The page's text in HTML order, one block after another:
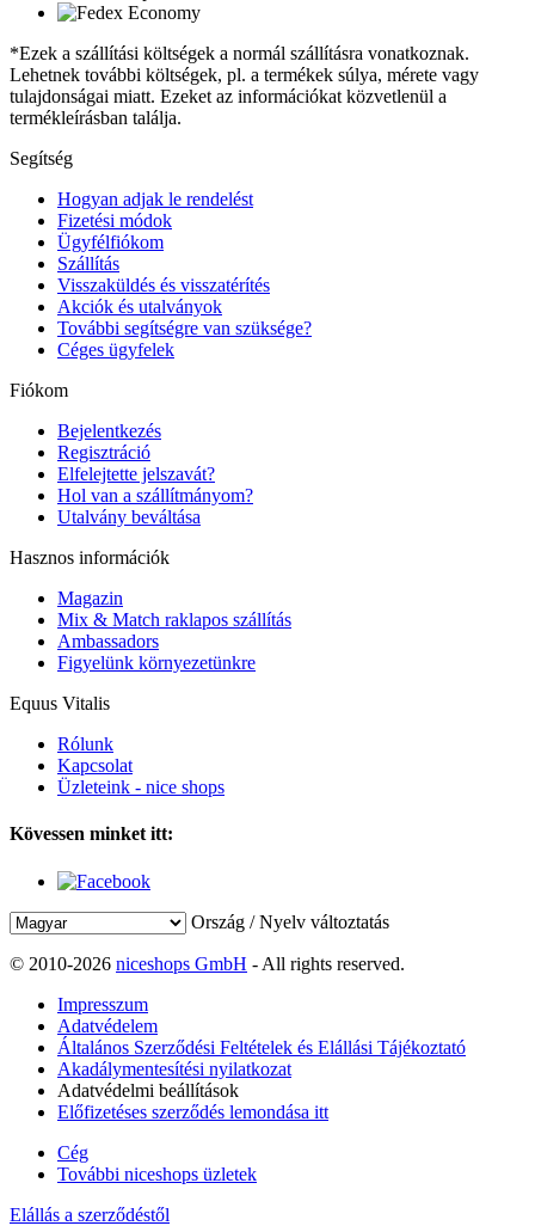
*Ezek a szállítási költségek a normál szállításra vonatkoznak.
Lehetnek további költségek, pl. a termékek súlya, mérete vagy
tulajdonságai miatt. Ezeket az információkat közvetlenül a
termékleírásban találja.
Segítség
Hogyan adjak le rendelést
Fizetési módok
Ügyfélfiókom
Szállítás
Visszaküldés és visszatérítés
Akciók és utalványok
További segítségre van szüksége?
Céges ügyfelek
Fiókom
Bejelentkezés
Regisztráció
Elfelejtette jelszavát?
Hol van a szállítmányom?
Utalvány beváltása
Hasznos információk
Magazin
Mix & Match raklapos szállítás
Ambassadors
Figyelünk környezetünkre
Equus Vitalis
Rólunk
Kapcsolat
Üzleteink - nice shops
Kövessen minket itt:
Ország / Nyelv változtatás
© 2010-2026 niceshops GmbH - All rights reserved.
Impresszum
Adatvédelem
Általános Szerződési Feltételek és Elállási Tájékoztató
Akadálymentesítési nyilatkozat
Adatvédelmi beállítások
Előfizetéses szerződés lemondása itt
Cég
További niceshops üzletek
Elállás a szerződéstől